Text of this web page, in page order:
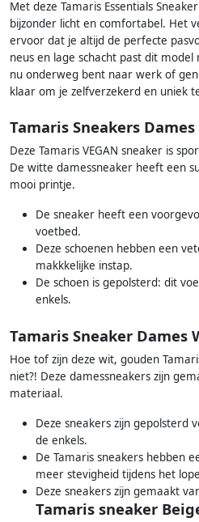
Met deze Tamaris Essentials
bijzonder licht en comfortabel. Het
ervoor dat je altijd de perfecte
neus en lage schacht past dit
nu onderweg bent naar werk of
klaar om je zelfverzekerd en uniek
Tamaris Sneakers
Deze Tamaris VEGAN sneaker is
De witte damessneaker heeft een
mooi printje.
De sneaker heeft een
voetbed.
Deze schoenen hebben een
makkkelijke instap.
De schoen is gepolsterd: dit
enkels.
Tamaris Sneaker Dames
Hoe tof zijn deze wit, gouden
niet?! Deze damessneakers zijn
materiaal.
Deze sneakers zijn gepolsterd
de enkels.
De Tamaris sneakers hebben
meer stevigheid tijdens het
Deze sneakers zijn gemaakt
Tamaris sneaker